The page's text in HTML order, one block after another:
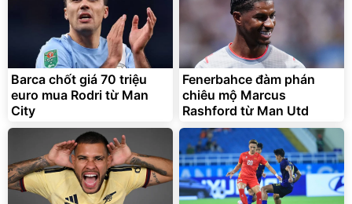
Barca chốt giá 70 triệu
euro mua Rodri từ Man
City
Fenerbahce đàm phán
chiêu mộ Marcus
Rashford từ Man Utd